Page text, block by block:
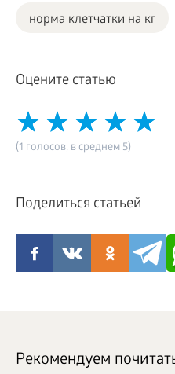
норма клетчатки на кг
Оцените статью
(1 голосов, в среднем 5)
Поделиться статьей
Рекомендуем